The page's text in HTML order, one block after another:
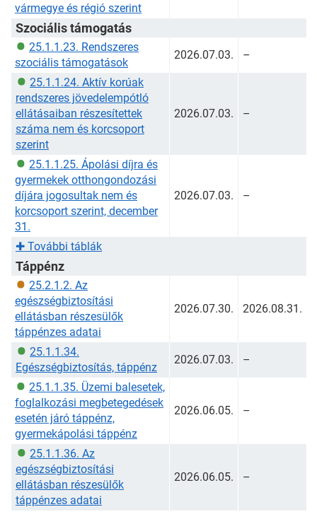
vármegye és régió szerint
Szociális támogatás
25.1.1.23. Rendszeres
szociális támogatások
2026.07.03. –
25.1.1.24. Aktív korúak
rendszeres jövedelempótló
ellátásaiban részesítettek
száma nem és korcsoport
szerint
2026.07.03. –
25.1.1.25. Ápolási díjra és
gyermekek otthongondozási
díjára jogosultak nem és
korcsoport szerint, december
31.
2026.07.03. –
✚ További táblák
Táppénz
25.2.1.2. Az
egészségbiztosítási
ellátásban részesülők
táppénzes adatai
2026.07.30. 2026.08.31.
25.1.1.34.
Egészségbiztosítás, táppénz
2026.07.03. –
25.1.1.35. Üzemi balesetek,
foglalkozási megbetegedések
esetén járó táppénz,
gyermekápolási táppénz
2026.06.05. –
25.1.1.36. Az
egészségbiztosítási
ellátásban részesülők
táppénzes adatai
2026.06.05. –